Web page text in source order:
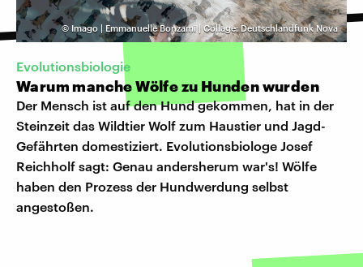
© Imago | Emmanuelle Bonzami | Collage: Deutschlandfunk Nova
Evolutionsbiologie
Warum manche Wölfe zu Hunden wurden
Der Mensch ist auf den Hund gekommen, hat in der
Steinzeit das Wildtier Wolf zum Haustier und Jagd-
Gefährten domestiziert. Evolutionsbiologe Josef
Reichholf sagt: Genau andersherum war's! Wölfe
haben den Prozess der Hundwerdung selbst
angestoßen.